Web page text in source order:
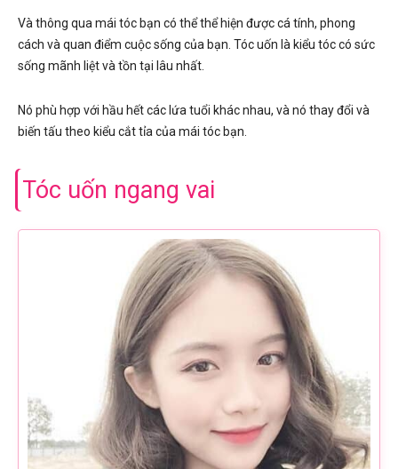
Và thông qua mái tóc bạn có thể thể hiện được cá tính, phong
cách và quan điểm cuộc sống của bạn. Tóc uốn là kiểu tóc có sức
sống mãnh liệt và tồn tại lâu nhất.
Nó phù hợp với hầu hết các lứa tuổi khác nhau, và nó thay đổi và
biến tấu theo kiểu cắt tỉa của mái tóc bạn.
Tóc uốn ngang vai